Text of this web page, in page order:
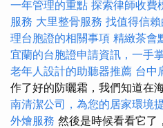
一年管理的重點 探索律師收費
服務 大里整骨服務 找值得信
理台胞證的相關事項 精緻茶會
宜蘭的台胞證申請資訊，一手
老年人設計的助聽器推薦 台中
作了好的防曬霜，我們知道在
南清潔公司，為您的居家環境
外燴服務 然後是時候看看它了